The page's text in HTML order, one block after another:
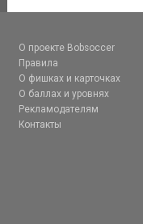
О проекте Bobsoccer
Правила
О фишках и карточках
О баллах и уровнях
Рекламодателям
Контакты